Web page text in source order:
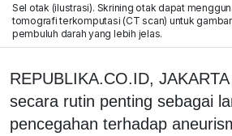
Sel otak (ilustrasi). Skrining otak dapat
tomografi terkomputasi (CT scan) untuk
pembuluh darah yang lebih jelas.
REPUBLIKA.CO.ID,
secara rutin penting sebagai
pencegahan terhadap